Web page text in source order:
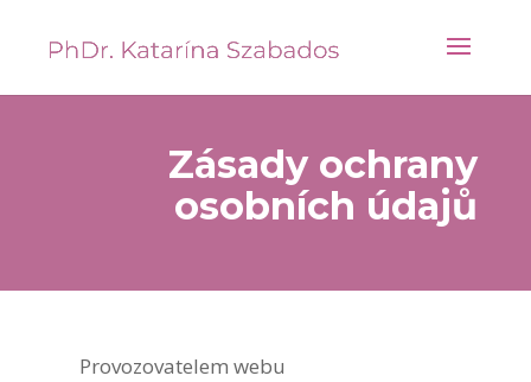
Zásady ochrany
osobních údajů
Provozovatelem webu